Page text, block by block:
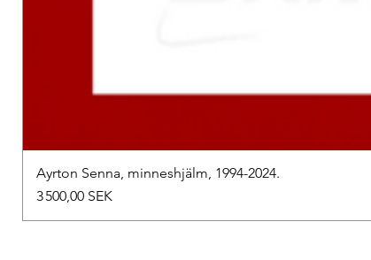
Ayrton Senna, minneshjälm, 1994-2024.
Prix
3 500,00 SEK